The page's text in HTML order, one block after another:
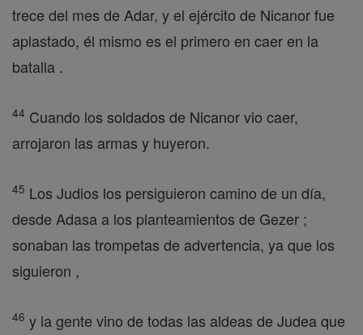
trece del mes de Adar, y el ejército de Nicanor fue
aplastado, él mismo es el primero en caer en la
batalla .
44 Cuando los soldados de Nicanor vio caer,
arrojaron las armas y huyeron.
45 Los Judios los persiguieron camino de un día,
desde Adasa a los planteamientos de Gezer ;
sonaban las trompetas de advertencia, ya que los
siguieron ,
46 y la gente vino de todas las aldeas de Judea que